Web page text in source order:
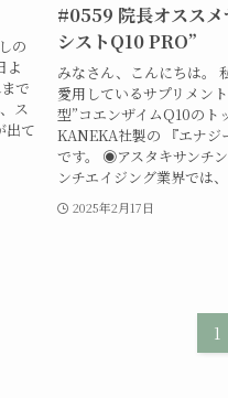
の
よ
で
ス
出て
#0559 院長オススメ
シストQ10 PRO”
みなさん、こんにちは。
愛用しているサプリメン
型”コエンザイムQ10のト
KANEKA社製の 『エナジ
です。 ◉アスタキサンチ
ンチエイジング業界では
2025年2月17日
1